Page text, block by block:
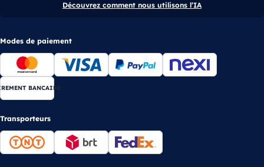
Découvrez comment nous utilisons l’IA
Modes de paiement
BANCAIRE
Transporteurs